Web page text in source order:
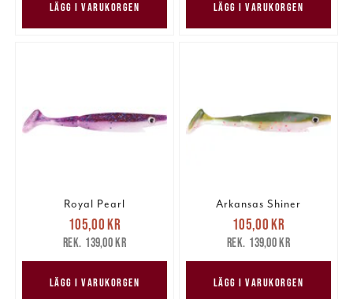
LÄGG I VARUKORGEN LÄGG I VARUKORGEN
Royal Pearl
Nuvarande pris
105,00 krTidigare pris
139,00 kr
105,00 kr
139,00 kr
LÄGG I VARUKORGEN
Arkansas Shiner
Nuvarande pris
105,00 krTidigare pris
139,00 kr
105,00 kr
139,00 kr
LÄGG I VARUKORGEN